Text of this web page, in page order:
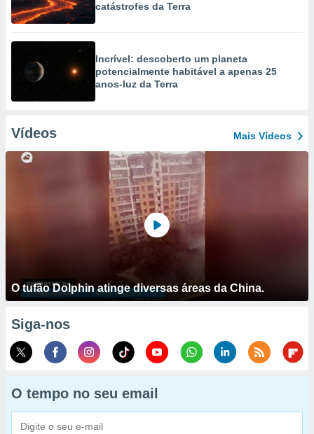
catástrofes da Terra
Incrível: descoberto um planeta
potencialmente habitável a apenas 25
anos-luz da Terra
Vídeos Mais Vídeos
O tufão Dolphin atinge diversas áreas da China.
Siga-nos
O tempo no seu email